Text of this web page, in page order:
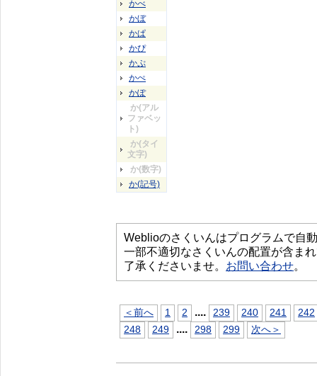
かべ
かぼ
かぱ
かぴ
かぷ
かぺ
かぽ
か(アル
ファベッ
ト)
か(タイ
文字)
か(数字)
か(記号)
Weblioのさくいんはプログラムで自
一部不適切なさくいんの配置が含ま
了承くださいませ。 お問い合わせ。
＜前へ 1 2 .... 239 240 241
242
248
249 .... 298 299 次へ＞